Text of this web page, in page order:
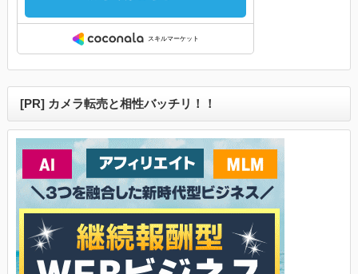
[PR] カメラ転売と相性バッチリ！！